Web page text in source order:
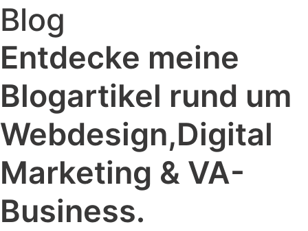
Blog
Entdecke meine
Blogartikel rund um
Webdesign,Digital
Marketing & VA-
Business.